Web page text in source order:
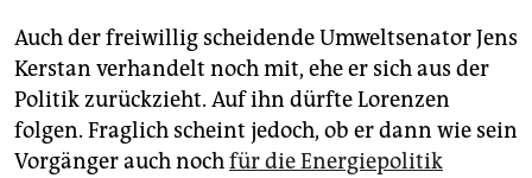
Auch der freiwillig scheidende Umweltsenator Jens
Kerstan verhandelt noch mit, ehe er sich aus der
Politik zurückzieht. Auf ihn dürfte Lorenzen
folgen. Fraglich scheint jedoch, ob er dann wie sein
Vorgänger auch nochfür die Energiepolitik